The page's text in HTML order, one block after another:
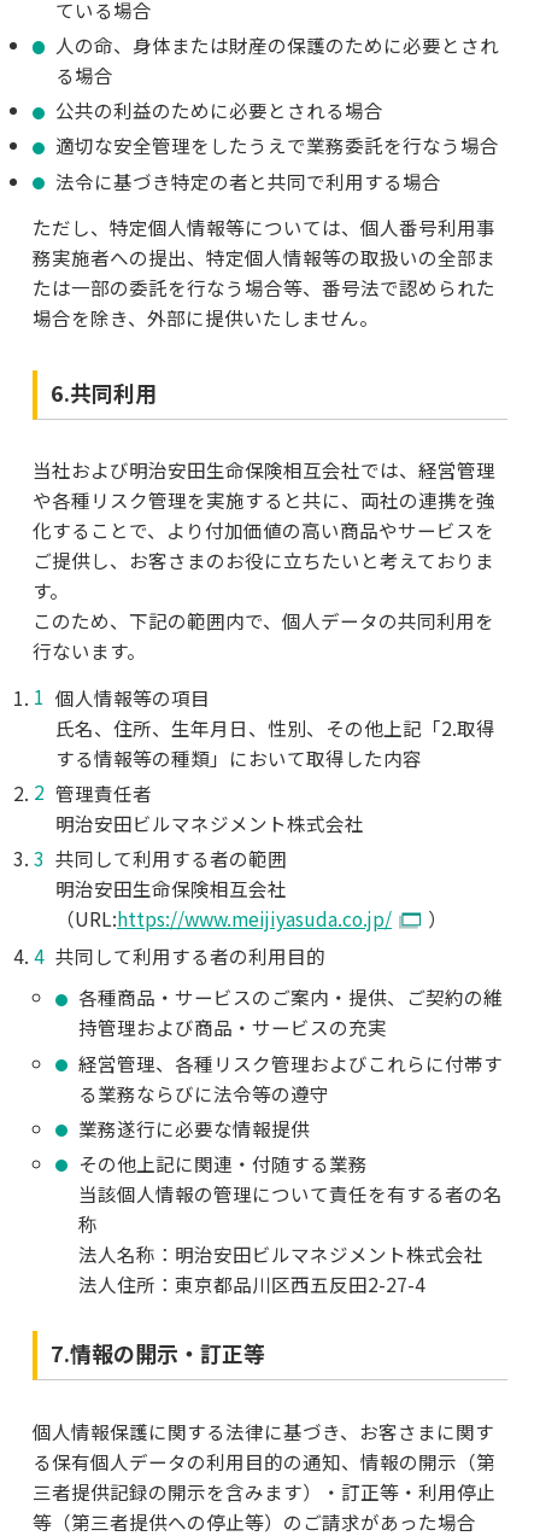
ている場合
人の命、身体または財産の保護のために必要とされ
る場合
公共の利益のために必要とされる場合
適切な安全管理をしたうえで業務委託を行なう場合
法令に基づき特定の者と共同で利用する場合
ただし、特定個人情報等については、個人番号利用事
務実施者への提出、特定個人情報等の取扱いの全部ま
たは一部の委託を行なう場合等、番号法で認められた
場合を除き、外部に提供いたしません。
6.共同利用
当社および明治安田生命保険相互会社では、経営管理
や各種リスク管理を実施すると共に、両社の連携を強
化することで、より付加価値の高い商品やサービスを
ご提供し、お客さまのお役に立ちたいと考えておりま
す。
このため、下記の範囲内で、個人データの共同利用を
行ないます。
個人情報等の項目
氏名、住所、生年月日、性別、その他上記「2.取得
する情報等の種類」において取得した内容
管理責任者
明治安田ビルマネジメント株式会社
共同して利用する者の範囲
明治安田生命保険相互会社
（URL:https://www.meijiyasuda.co.jp/
）
共同して利用する者の利用目的
各種商品・サービスのご案内・提供、ご契約の維
持管理および商品・サービスの充実
経営管理、各種リスク管理およびこれらに付帯す
る業務ならびに法令等の遵守
業務遂行に必要な情報提供
その他上記に関連・付随する業務
当該個人情報の管理について責任を有する者の名
称
法人名称：明治安田ビルマネジメント株式会社
法人住所：東京都品川区西五反田2-27-4
7.情報の開示・訂正等
個人情報保護に関する法律に基づき、お客さまに関す
る保有個人データの利用目的の通知、情報の開示（第
三者提供記録の開示を含みます）・訂正等・利用停止
等（第三者提供への停止等）のご請求があった場合